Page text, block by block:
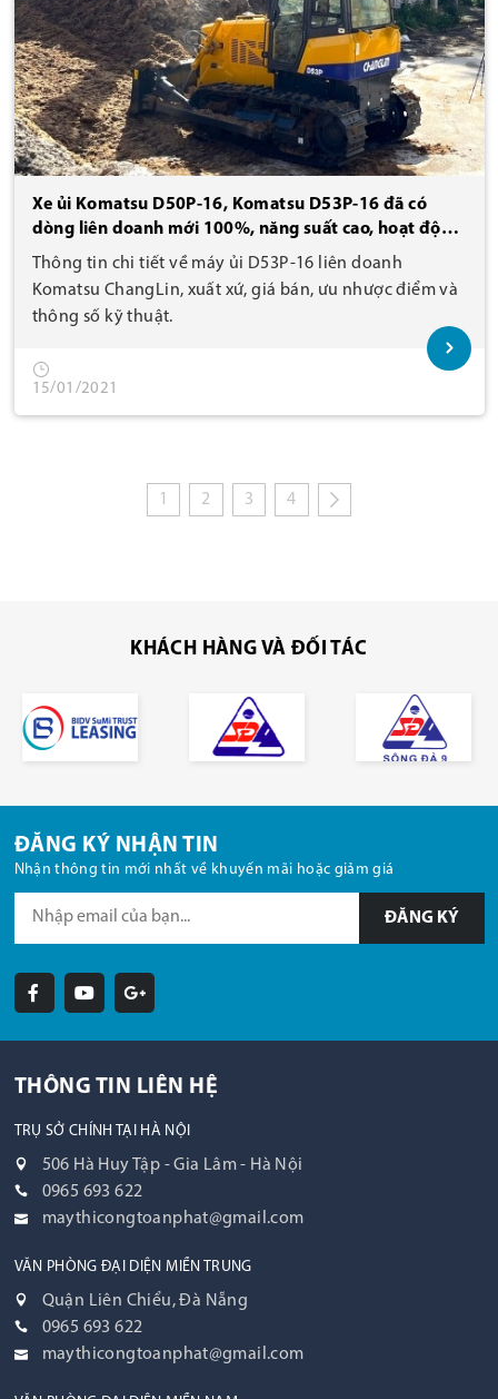
Xe ủi Komatsu D50P-16, Komatsu D53P-16 đã có
dòng liên doanh mới 100%, năng suất cao, hoạt động
bền bỉ, tin cậy, giá bán thấp hơn 50%, tiêu hao dầu
diesel chỉ từ 9-12 lít/giờ hoạt động.
Thông tin chi tiết về máy ủi D53P-16 liên doanh
Komatsu ChangLin, xuất xứ, giá bán, ưu nhược điểm và
thông số kỹ thuật.
15/01/2021
1 2 3 4
KHÁCH HÀNG VÀ ĐỐI TÁC
ĐĂNG KÝ NHẬN TIN
Nhận thông tin mới nhất về khuyến mãi hoặc giảm giá
ĐĂNG KÝ
THÔNG TIN LIÊN HỆ
TRỤ SỞ CHÍNH TẠI HÀ NỘI
506 Hà Huy Tập - Gia Lâm - Hà Nội
0965 693 622
maythicongtoanphat@gmail.com
VĂN PHÒNG ĐẠI DIỆN MIỀN TRUNG
Quận Liên Chiểu, Đà Nẵng
0965 693 622
maythicongtoanphat@gmail.com